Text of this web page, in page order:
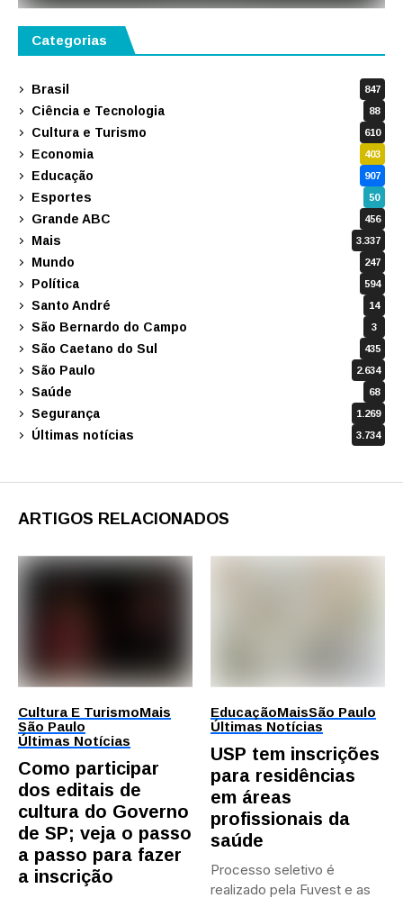
Categorias
Brasil 847
Ciência e Tecnologia 88
Cultura e Turismo 610
Economia 403
Educação 907
Esportes 50
Grande ABC 456
Mais 3.337
Mundo 247
Política 594
Santo André 14
São Bernardo do Campo 3
São Caetano do Sul 435
São Paulo 2.634
Saúde 68
Segurança 1.269
Últimas notícias 3.734
ARTIGOS RELACIONADOS
Cultura E TurismoMais
São Paulo
Últimas Notícias
Como participar
dos editais de
cultura do Governo
de SP; veja o passo
a passo para fazer
a inscrição
EducaçãoMaisSão Paulo
Últimas Notícias
USP tem inscrições
para residências
em áreas
profissionais da
saúde
Processo seletivo é
realizado pela Fuvest e as